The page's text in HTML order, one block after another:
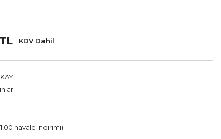
KDV Dahil
havale indirimi)